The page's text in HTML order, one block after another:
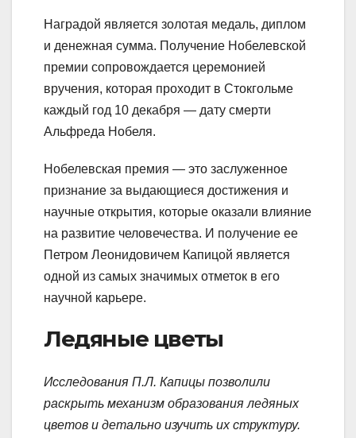
Наградой является золотая медаль, диплом
и денежная сумма. Получение Нобелевской
премии сопровождается церемонией
вручения, которая проходит в Стокгольме
каждый год 10 декабря — дату смерти
Альфреда Нобеля.
Нобелевская премия — это заслуженное
признание за выдающиеся достижения и
научные открытия, которые оказали влияние
на развитие человечества. И получение ее
Петром Леонидовичем Капицой является
одной из самых значимых отметок в его
научной карьере.
Ледяные цветы
Исследования П.Л. Капицы позволили
раскрыть механизм образования ледяных
цветов и детально изучить их структуру.